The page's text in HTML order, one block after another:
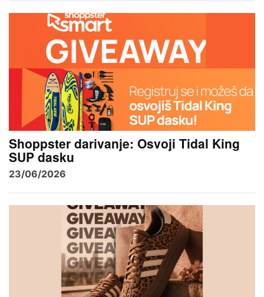
Shoppster darivanje: Osvoji Tidal King
SUP dasku
23/06/2026